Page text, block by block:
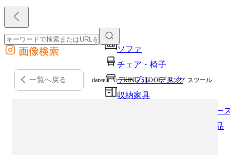
ソファ
チェア・椅子
テーブル・デスク
収納家具
パーソナルブース・集中ブー
オフィスアクセサリー・備品
外部サイトの商品をカートに追加
他のサイトで見つけた商品ページのURLを貼り付けて、カートに追加できます
画像検索
一覧へ戻る dareels KING STOOL / キング スツール